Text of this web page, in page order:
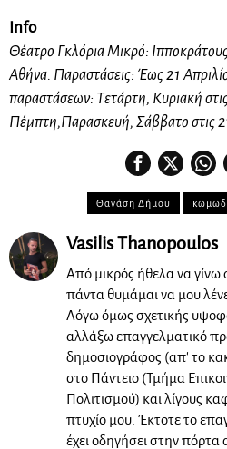
Info
Θέατρο Γκλόρια Μικρό:
Αθήνα. Παραστάσεις: Έως 21
παραστάσεων: Τετάρτη, Κυριακή
Πέμπτη,Παρασκευή, Σάββατο στις
Θανάση Δήμου
Vasilis Thanopoulos
Από μικρός ήθελα να
πάντα θυμάμαι να μου
Λόγω όμως σχετικής
αλλάξω επαγγελματικό
δημοσιογράφος (απ' το
στο Πάντειο (Τμήμα
Πολιτισμού) και λίγους
πτυχίο μου. Έκτοτε το
έχει οδηγήσει στην